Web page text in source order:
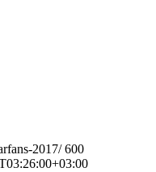
2017/ 600